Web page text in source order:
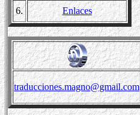
6. Enlaces
traducciones.magno@gmail.com